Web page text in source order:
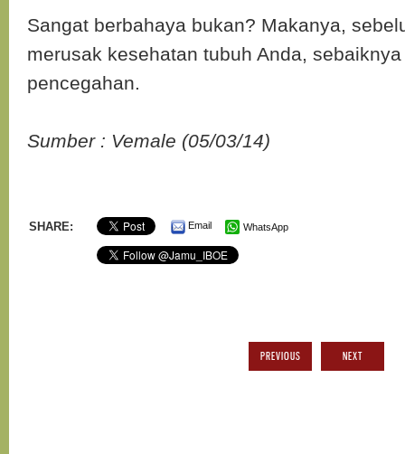
Sangat berbahaya bukan? Makanya,
merusak kesehatan tubuh Anda,
pencegahan.
Sumber : Vemale (05/03/14)
SHARE: Email WhatsApp
PREVIOUS NEXT